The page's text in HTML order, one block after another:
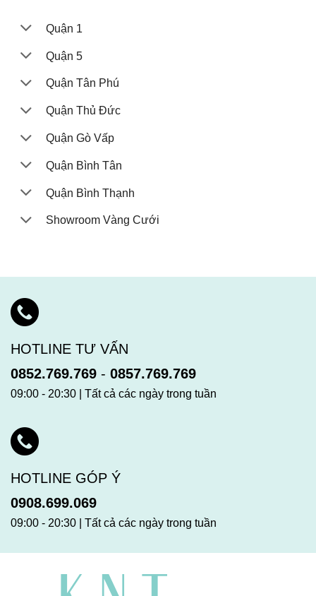
Quận 1
Quận 5
Quận Tân Phú
Quận Thủ Đức
Quận Gò Vấp
Quận Bình Tân
Quận Bình Thạnh
Showroom Vàng Cưới
HOTLINE TƯ VẤN
0852.769.769 - 0857.769.769
09:00 - 20:30 | Tất cả các ngày trong tuần
HOTLINE GÓP Ý
0908.699.069
09:00 - 20:30 | Tất cả các ngày trong tuần